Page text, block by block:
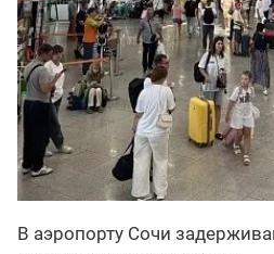
В аэропорту Сочи